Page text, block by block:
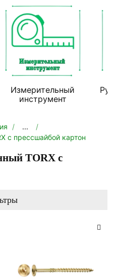
Измерительный
инструмент
...
с прессшайбой картон
TORX с